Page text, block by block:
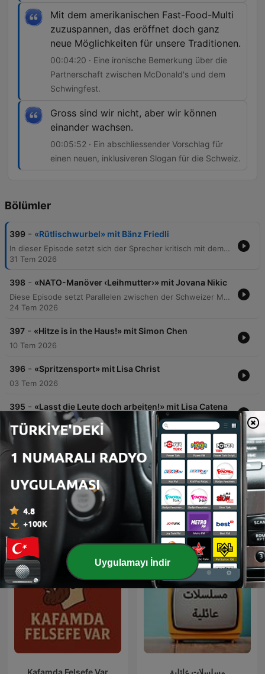
Mit dem amerikanischen Fast-Food-Multi
zuzuspannen, das eröffnet doch ganz
neue Möglichkeiten für unsere Traditionen.
00:04:20 · Eine ironische Bemerkung über die
Partnerschaft zwischen McDonald's und dem
Schwingfest.
Gross sind wir nicht, aber wir können
einander wachsen.
00:05:52 · Ein abschliessender Vorschlag für
einen neuen, inklusiveren Slogan für die Schweiz.
Bölümler
399 - «Rütlischwurbel» mit Bänz Friedli
In dieser Episode setzt sich der Sprecher kritisch mit dem Schweizer Nationalverständnis und den Mythen der Identität auseinander. Anhand von Beispielen wie dem Besuch von Bundesrat Parmelin in den USA, der Verwendung von Slogans wie „Switzerland great since 1291“ und der Rolle von McDonald's als Sponsor des Eidgenössischen Schwing- und Älplerfestes wird hinterfragt, ob die Schweiz ein geografisches Land oder eine rein ideelle „Willensnation“ ist. Der Beitrag reflektiert über den Zusammenhalt in einer multikulturellen Gesellschaft und problematisiert die Nutzung historischer Erzählungen zur Legitimierung von Nationalismus.
31 Tem 2026
398 - «NATO-Manöver ‹Leihmutter›» mit Jovana Nikic
Diese Episode setzt Parallelen zwischen der Schweizer Munitionspolitik und den gesellschaftlichen Debatten um Leihmutterschaft sowie die sinkende Geburtenrate in der Schweiz. Der Sprecher kritisiert eine vermeintliche Doppelmoral, bei der Verbote im Inland durch Umgehung über die Landesgrenzen hinweg faktisch akzeptiert werden, ähnlich wie bei der Weiterleitung von Munition über NATO-Partner. Zudem wird die finanzielle Belastung durch Kita-Kosten und steigende Krankenkassenprämien thematisiert, welche die Familienplanung in der Schweiz massiv erschweren. Die Analyse stellt die These auf, dass das Schweizer Staatssystem die Familiengründung zu einem Luxusgut degradiert hat und fordert politische Reformen zur Entlastung von Familien.
24 Tem 2026
397 - «Hitze is in the Haus!» mit Simon Chen
10 Tem 2026
396 - «Spritzensport» mit Lisa Christ
03 Tem 2026
395 - «Lasst die Leute doch arbeiten!» mit Lisa Catena
19 Haz 2026
Daha fazla bölüm göster
Daha fazla Komedi podcast'i
Tümünü gör
Uygulamayı İndir